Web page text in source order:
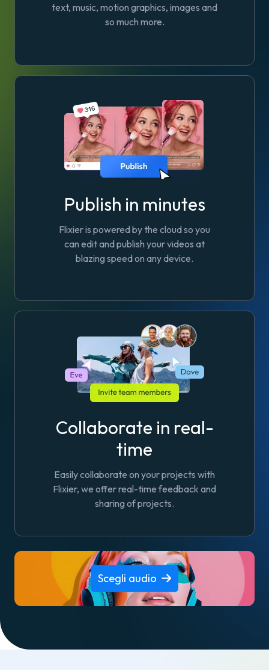
text, music, motion graphics, images and
so much more.
Publish in minutes
Flixier is powered by the cloud so you
can edit and publish your videos at
blazing speed on any device.
Collaborate in real-
time
Easily collaborate on your projects with
Flixier, we offer real-time feedback and
sharing of projects.
Scegli audio